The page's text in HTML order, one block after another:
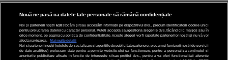
HOROSCOP
HOROSCOPUL IUBIRII
FORUMURI
© 2026 Internet Corp SRL
Toate drepturile rezervate
Nouă ne pasă ca datele tale personale să rămână confidențiale
Noi și partenerii noștri 610stocăm și/sau accesăm informații pe dispozitivul dvs., precum identificatorii cookie unici
pentru prelucrarea datelor cu caracter personal. Puteți accepta sau gestiona alegerile dvs. făcând clic mai jos sau în
orice moment, pe pagina cu politica de confidențialitate. Aceste alegeri vor fi raportate partenerilor noștri și nu vă vor
afecta navigarea.
Mai multe detalii
Noi si partenerii nostri (retelele de socializare si agentiile de publicitate partenere, precum si furnizorii nostri de servicii
de date analitice) prelucram date pentru a permite website-ului sa functioneze, pentru a personaliza continutul si
anunturile publicitare afisate in functie de interesele si/sau profilul dvs., pentru a va oferi functionalitati aferente